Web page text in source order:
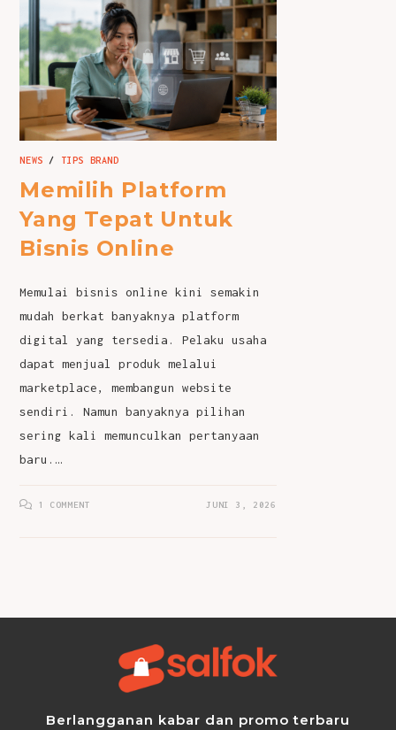
NEWS / TIPS BRAND
Memilih Platform
Yang Tepat Untuk
Bisnis Online
Memulai bisnis online kini semakin
mudah berkat banyaknya platform
digital yang tersedia. Pelaku usaha
dapat menjual produk melalui
marketplace, membangun website
sendiri. Namun banyaknya pilihan
sering kali memunculkan pertanyaan
baru.…
1 COMMENT JUNI 3, 2026
Berlangganan kabar dan promo terbaru